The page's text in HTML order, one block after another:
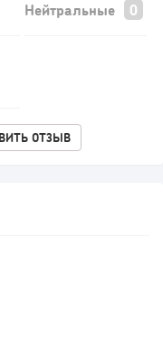
Нейтральные
ОТЗЫВ